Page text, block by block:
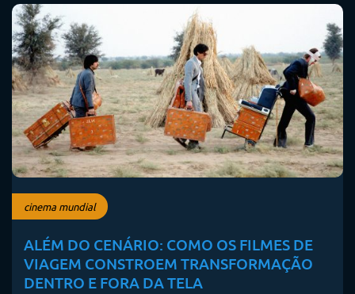
cinema mundial
ALÉM DO CENÁRIO: COMO OS FILMES DE
VIAGEM CONSTROEM TRANSFORMAÇÃO
DENTRO E FORA DA TELA